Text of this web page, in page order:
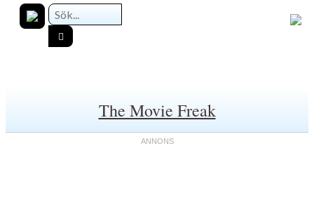
The Movie Freak